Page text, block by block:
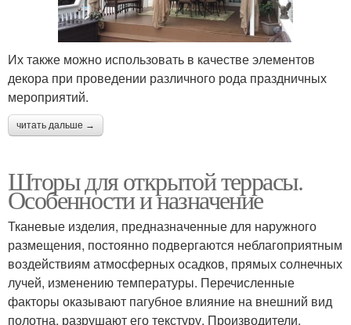
Их также можно использовать в качестве элементов
декора при проведении различного рода праздничных
мероприятий.
читать дальше →
Шторы для открытой террасы.
Особенности и назначение
Тканевые изделия, предназначенные для наружного
размещения, постоянно подвергаются неблагоприятным
воздействиям атмосферных осадков, прямых солнечных
лучей, изменению температуры. Перечисленные
факторы оказывают пагубное влияние на внешний вид
полотна, разрушают его текстуру. Производители,